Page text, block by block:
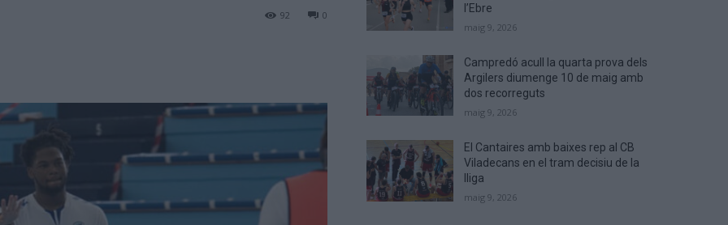
0
92
l’Ebre
maig 9, 2026
Campredó acull la quarta prova dels
Argilers diumenge 10 de maig amb
dos recorreguts
maig 9, 2026
El Cantaires amb baixes rep al CB
Viladecans en el tram decisiu de la
lliga
maig 9, 2026